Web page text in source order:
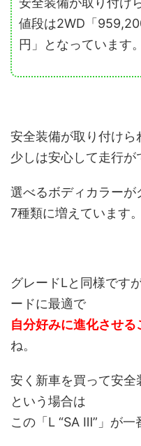
値段は2WD「
円」となっています。
安全装備が取り付けら
少しは安心して走行が
選べるボディカラーが
7種類に増えています。
グレードLと同様です
ードに最適で
自分好みに進化させ
ね。
安く新車を買って安
という場合は
この「L “SA Ⅲ”」が一